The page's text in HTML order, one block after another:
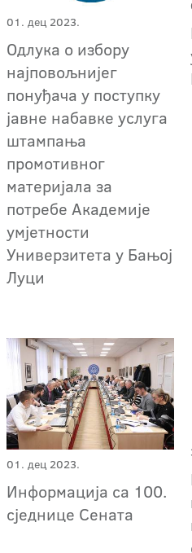
01. дец 2023.
Одлука о избору
најповољнијег
понуђача у поступку
јавне набавке услуга
штампања
промотивног
материјала за
потребе Академије
умјетности
Универзитета у Бањој
Луци
01. дец 2023.
Информација са 100.
сједнице Сената